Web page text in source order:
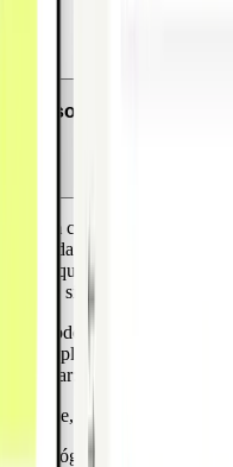
posso adicionar o meu
um cartão Pliant à Apple
Wallet da sua app da Pliant e
clique em "Adicionar à
e siga as instruções a
pode adicionar um
app Apple Wallet no seu
começar:
iPhone, abra a Wallet e
um relógio Apple, abra a app